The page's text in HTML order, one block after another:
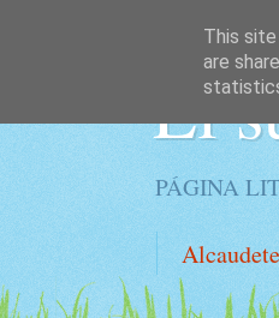
El
PÁGINA
This
are